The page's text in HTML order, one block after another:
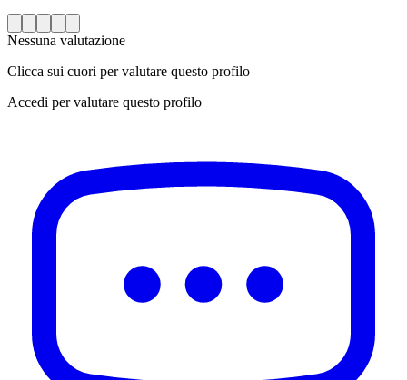
Nessuna valutazione
Clicca sui cuori per valutare questo profilo
Accedi per valutare questo profilo